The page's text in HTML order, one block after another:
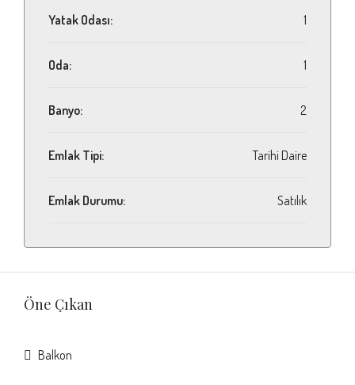
Yatak Odası: 1
Oda: 1
Banyo: 2
Emlak Tipi: Tarihi Daire
Emlak Durumu: Satılık
Öne Çıkan
Balkon